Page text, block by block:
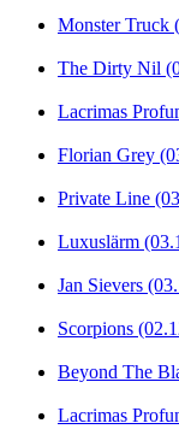
Monster Truck
The Dirty Nil
Lacrimas
Florian Grey
Private Line
Luxuslärm
Jan Sievers
Scorpions
Beyond The
Lacrimas